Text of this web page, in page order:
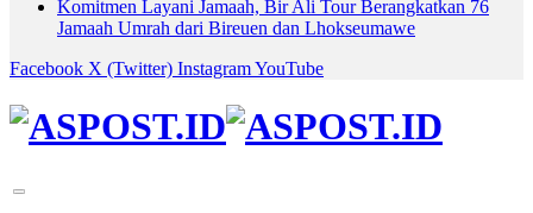
Komitmen Layani Jamaah, Bir Ali Tour Berangkatkan 76
Jamaah Umrah dari Bireuen dan Lhokseumawe
Facebook X (Twitter) InstagramYouTube